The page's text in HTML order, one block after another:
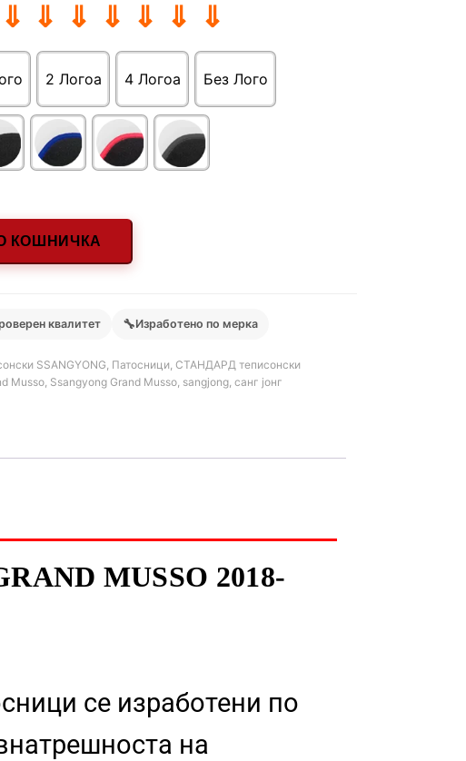
⇓ ⇓ ⇓ ⇓ ⇓ ⇓
2 Логоa 4 Логоa Без Лого
КОШНИЧКА
квалитет 🔧Изработено по мерка
SSANGYONG, Патосници, СТАНДАРД теписонски
Musso, Ssangyong Grand Musso, sangjong, санг јонг
MUSSO 2018-
се изработени по
на